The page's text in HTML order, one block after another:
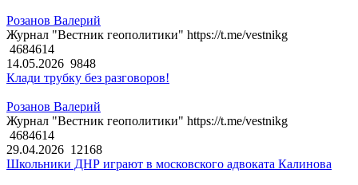
Розанов Валерий
Журнал "Вестник геополитики" https://t.me/vestnikg
4684614
14.05.2026 9848
Клади трубку без разговоров!
Розанов Валерий
Журнал "Вестник геополитики" https://t.me/vestnikg
4684614
29.04.2026 12168
Школьники ДНР играют в московского адвоката Калинова